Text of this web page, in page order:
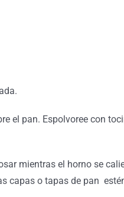
el pan. Espolvoree con
mientras el horno se
capas o tapas de pan